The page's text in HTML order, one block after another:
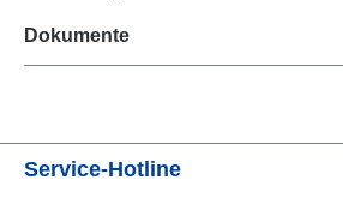
Dokumente
Service-Hotline